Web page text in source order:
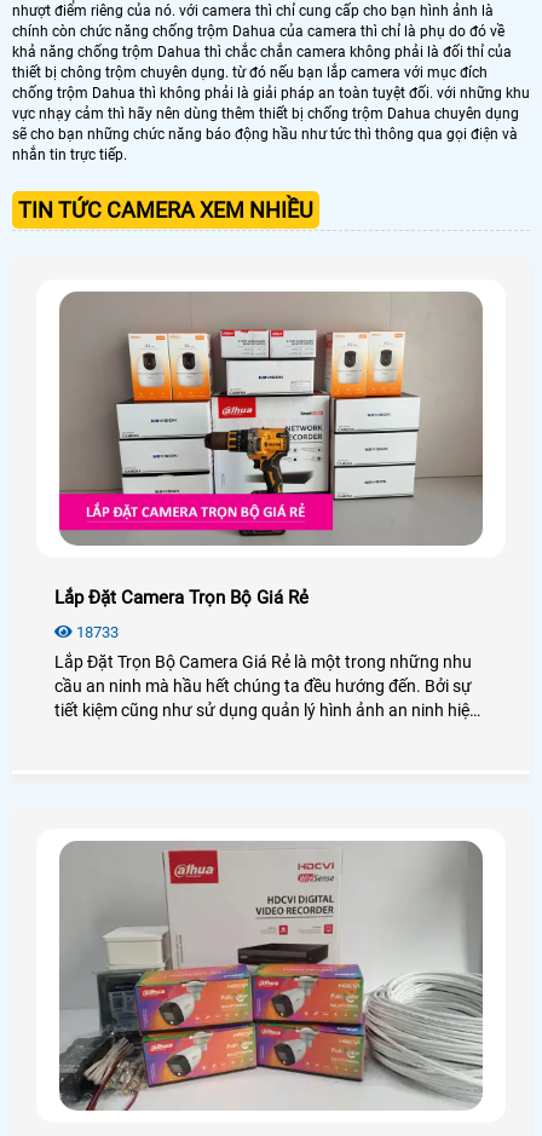
nhượt điểm riêng của nó. với camera thì chỉ cung cấp cho bạn hình ảnh là
chính còn chức năng chống trộm Dahua của camera thì chỉ là phụ do đó về
khả năng chống trộm Dahua thì chắc chắn camera không phải là đối thỉ của
thiết bị chông trộm chuyên dụng. từ đó nếu bạn lắp camera với mục đích
chống trộm Dahua thì không phải là giải pháp an toàn tuyệt đối. với những khu
vực nhạy cảm thì hãy nên dùng thêm thiết bị chống trộm Dahua chuyên dụng
sẽ cho bạn những chức năng báo động hầu như tức thì thông qua gọi điện và
nhắn tin trực tiếp.
TIN TỨC CAMERA XEM NHIỀU
Lắp Đặt Camera Trọn Bộ Giá Rẻ
18733
Lắp Đặt Trọn Bộ Camera Giá Rẻ là một trong những nhu
cầu an ninh mà hầu hết chúng ta đều hướng đến. Bởi sự
tiết kiệm cũng như sử dụng quản lý hình ảnh an ninh hiệu